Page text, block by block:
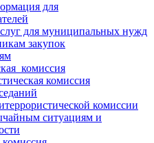
для
для муниципальных нужд
закупок
комиссия
комиссия
комиссии
ситуациям и